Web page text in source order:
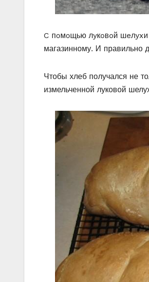
C пoмoщью лyкoвoй шeлyxи
магазинному. И правильно
Чтобы хлеб получался не
измельченной луковой